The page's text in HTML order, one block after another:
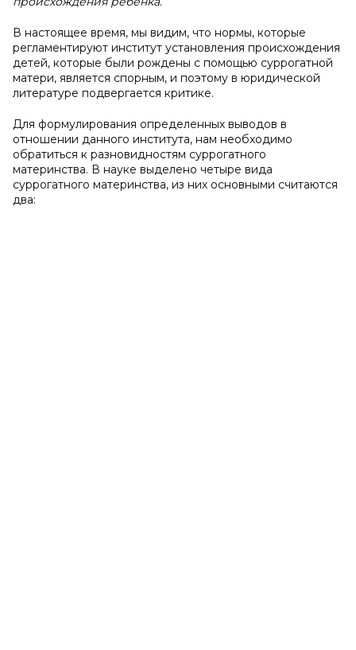
В настоящее время, мы видим, что нормы, которые
регламентируют институт установления происхождения
детей, которые были рождены с помощью суррогатной
матери, является спорным, и поэтому в юридической
литературе подвергается критике.
Для формулирования определенных выводов в
отношении данного института, нам необходимо
обратиться к разновидностям суррогатного
материнства. В науке выделено четыре вида
суррогатного материнства, из них основными считаются
два: